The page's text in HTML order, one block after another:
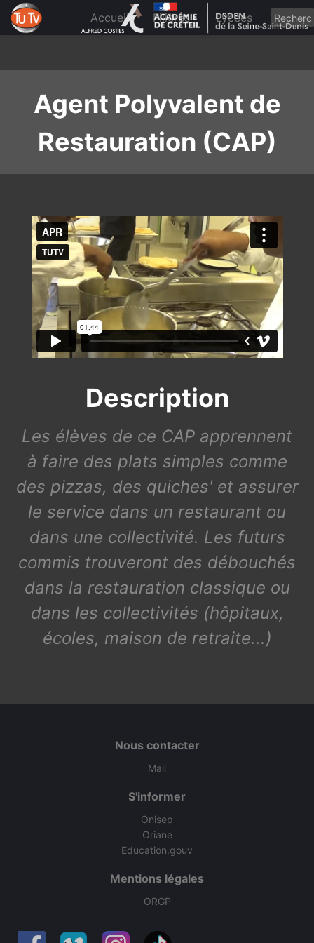
content
Accueil Filières Lycées
Agent Polyvalent de
Restauration (CAP)
Description
Les élèves de ce CAP apprennent
à faire des plats simples comme
des pizzas, des quiches' et assurer
le service dans un restaurant ou
dans une collectivité. Les futurs
commis trouveront des débouchés
dans la restauration classique ou
dans les collectivités (hôpitaux,
écoles, maison de retraite...)
Nous contacter
Mail
S'informer
Onisep
Oriane
Education.gouv
Mentions légales
ORGP